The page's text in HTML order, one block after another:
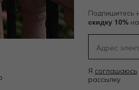
Подпишитесь
скидку 10%на
Я соглашаюсь
рассылку